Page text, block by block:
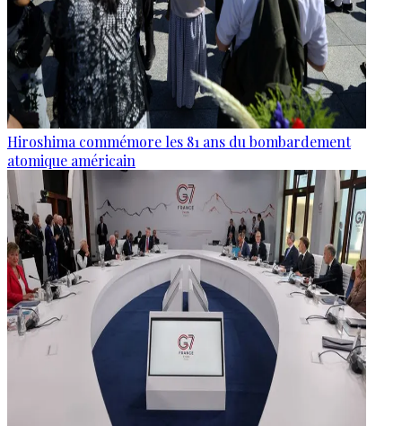
Hiroshima commémore les 81 ans du bombardement
atomique américain